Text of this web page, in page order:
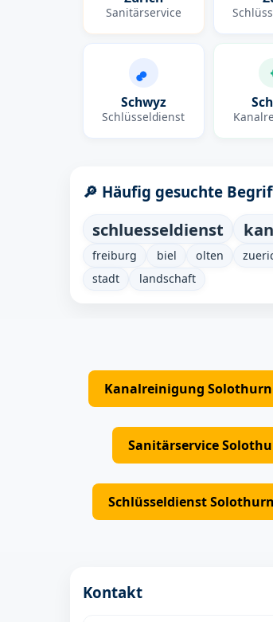
Sanitärservice
Schwyz
Schlüsseldienst
🔎 Häufig gesuchte
schluesseldienst
freiburg
biel olten
stadt
landschaft
Kanalreinigung Solothurn
Sanitärservice
Schlüsseldienst Solothurn
Kontakt